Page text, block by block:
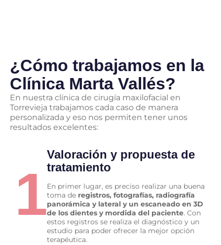
¿Cómo trabajamos en la
Clínica Marta Vallés?
En nuestra clínica de cirugía maxilofacial en
Torrevieja trabajamos cada caso de manera
personalizada y eso nos permiten tener unos
resultados excelentes:
1
Valoración y propuesta de
tratamiento
En primer lugar, es preciso realizar una buena
toma de registros, fotografías, radiografía
panorámica y lateral y un escaneado en 3D
de los dientes y mordida del paciente. Con
estos registros se realiza el diagnóstico y un
estudio para poder ofrecer la mejor opción
terapéutica.